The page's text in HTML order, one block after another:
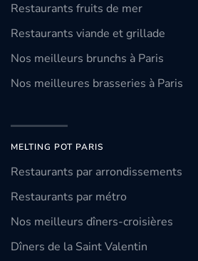
Restaurants fruits de mer
Restaurants viande et grillade
Nos meilleurs brunchs à Paris
Nos meilleures brasseries à Paris
MELTING POT PARIS
Restaurants par arrondissements
Restaurants par métro
Nos meilleurs dîners-croisières
Dîners de la Saint Valentin